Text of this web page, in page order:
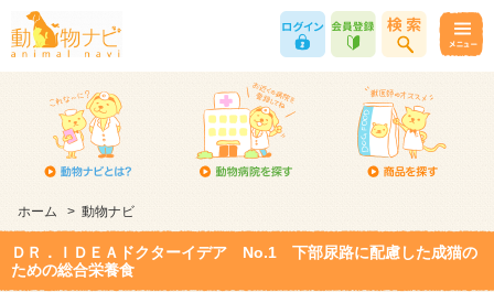
ホーム > 動物ナビ
ＤＲ．ＩＤＥＡドクターイデア No.1 下部尿路に配慮した成猫の
ための総合栄養食